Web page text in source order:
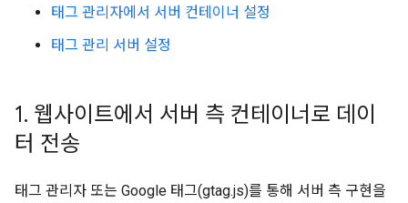
태그 관리자에서 서버 컨테이너 설정
태그 관리 서버 설정
1. 웹사이트에서 서버 측 컨테이너로 데이
터 전송
태그 관리자 또는 Google 태그(gtag.js)를 통해 서버 측 구현을